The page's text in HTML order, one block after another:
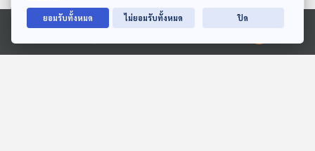
Ⓒ 2020 องค์การกระจายเสียงและแพร่ภาพสาธารณะแห่งประเทศไทย
ตอนที่เกี่ยวข้อง
ยอมรับทั้งหมด ไม่ยอมรับทั้งหมด ปิด